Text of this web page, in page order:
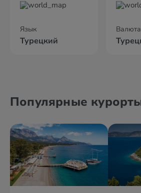
Язык
Турецкий
Валюта
Популярные